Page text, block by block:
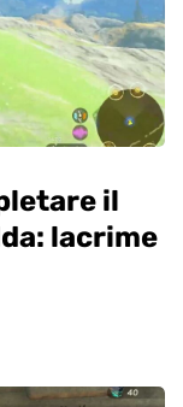
il
lacrime